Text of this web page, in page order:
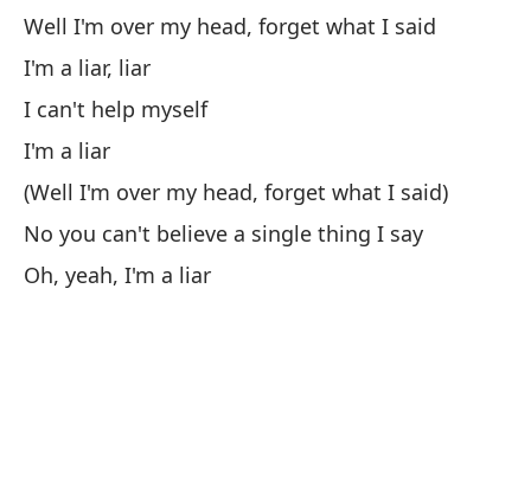
Well I'm over my head, forget what I said
I'm a liar, liar
I can't help myself
I'm a liar
(Well I'm over my head, forget what I said)
No you can't believe a single thing I say
Oh, yeah, I'm a liar